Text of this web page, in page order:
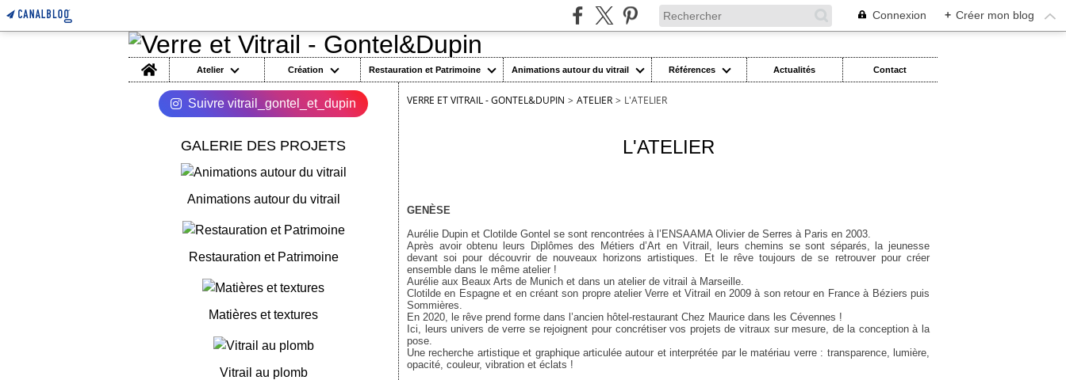
Connexion + Créer mon blog
Home
Atelier Création Restauration et Patrimoine Animations autour du vitrail Références Actualités Contact
Suivre vitrail_gontel_et_dupin
GALERIE DES PROJETS
Animations autour du vitrail
Restauration et Patrimoine
Matières et textures
Vitrail au plomb
VERRE ET VITRAIL - GONTEL&DUPIN > ATELIER > L'ATELIER
L'ATELIER
GENÈSE
Aurélie Dupin et Clotilde Gontel se sont rencontrées à l’ENSAAMA Olivier de Serres à Paris en 2003.
Après avoir obtenu leurs Diplômes des Métiers d’Art en Vitrail, leurs chemins se sont séparés, la jeunesse
devant soi pour découvrir de nouveaux horizons artistiques. Et le rêve toujours de se retrouver pour créer
ensemble dans le même atelier !
Aurélie aux Beaux Arts de Munich et dans un atelier de vitrail à Marseille.
Clotilde en Espagne et en créant son propre atelier Verre et Vitrail en 2009 à son retour en France à Béziers puis
Sommières.
En 2020, le rêve prend forme dans l’ancien hôtel-restaurant Chez Maurice dans les Cévennes !
Ici, leurs univers de verre se rejoignent pour concrétiser vos projets de vitraux sur mesure, de la conception à la
pose.
Une recherche artistique et graphique articulée autour et interprétée par le matériau verre : transparence, lumière,
opacité, couleur, vibration et éclats !